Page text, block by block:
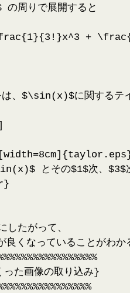
周りで展開すると
+
に関するテイラ
とその$1$次、$3$
したがって、
くなっていることがわか
た画像の取り込み}